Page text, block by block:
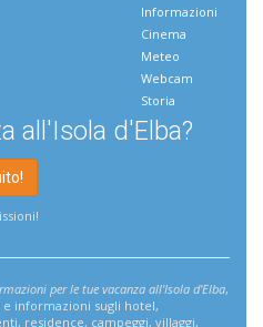
Informazioni
Cinema
Meteo
Webcam
Storia
all'Isola d'Elba?
per le tue vacanza all'Isola d'Elba,
informazioni sugli hotel,
residence, campeggi, villaggi,